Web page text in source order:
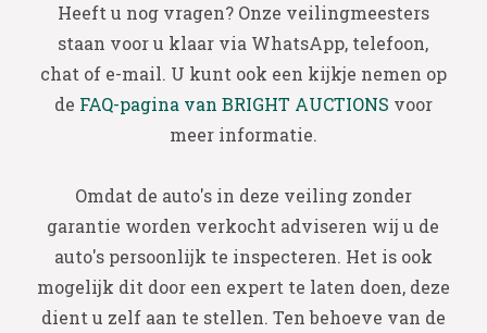
Heeft u nog vragen? Onze veilingmeesters
staan voor u klaar via WhatsApp, telefoon,
chat of e-mail. U kunt ook een kijkje nemen op
de FAQ-pagina van BRIGHT AUCTIONS voor
meer informatie.
Omdat de auto's in deze veiling zonder
garantie worden verkocht adviseren wij u de
auto's persoonlijk te inspecteren. Het is ook
mogelijk dit door een expert te laten doen, deze
dient u zelf aan te stellen. Ten behoeve van de